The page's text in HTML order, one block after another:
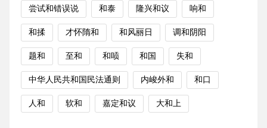
尝试和错误说 和泰 隆兴和议 响和
和揉 才怀隋和 和风丽日 调和阴阳
题和 至和 和唝 和国 失和
中华人民共和国民法通则 内峻外和 和口
人和 软和 嘉定和议 大和上